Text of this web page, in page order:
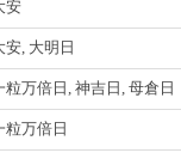
安
安, 大明日
粒万倍日, 神吉日, 母倉日
粒万倍日